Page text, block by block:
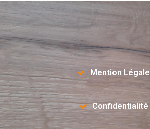
Mention Légale
Confidentialité